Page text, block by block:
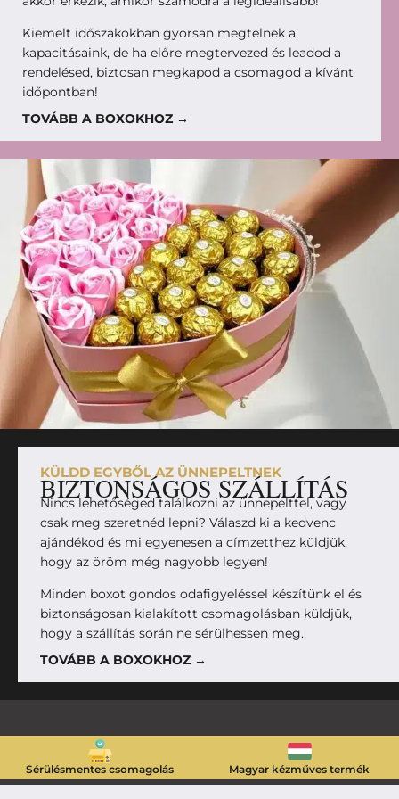
Kiemelt időszakokban gyorsan megtelnek a
kapacitásaink, de ha előre megtervezed és leadod a
rendelésed, biztosan megkapod a csomagod a kívánt
időpontban!
TOVÁBB A BOXOKHOZ →
KÜLDD EGYBŐL AZ ÜNNEPELTNEK
BIZTONSÁGOS SZÁLLÍTÁS
Nincs lehetőséged találkozni az ünnepelttel, vagy
csak meg szeretnéd lepni? Válaszd ki a kedvenc
ajándékod és mi egyenesen a címzetthez küldjük,
hogy az öröm még nagyobb legyen!
Minden boxot gondos odafigyeléssel készítünk el és
biztonságosan kialakított csomagolásban küldjük,
hogy a szállítás során ne sérülhessen meg.
TOVÁBB A BOXOKHOZ →
Sérülésmentes csomagolás Magyar kézműves termék